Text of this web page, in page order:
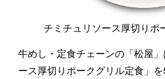
チミチュリソース厚切りポ
牛めし・定食チェーンの「松屋
ース厚切りポークグリル定食」